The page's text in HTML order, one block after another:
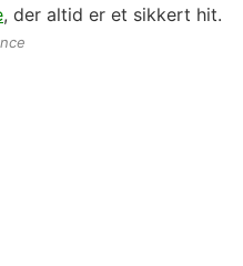
, der altid er et sikkert hit.